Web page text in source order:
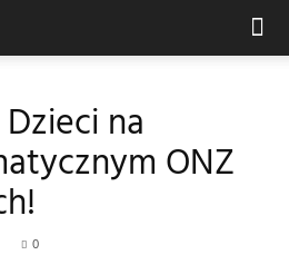
na
ONZ
0